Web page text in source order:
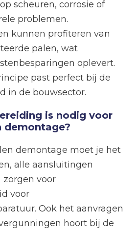
scheuren, corrosie of
problemen.
kunnen profiteren van
palen, wat
oplevert.
past perfect bij de
in de bouwsector.
is nodig voor
demontage?
demontage moet je het
alle aansluitingen
zorgen voor
voor
Ook het aanvragen
hoort bij de